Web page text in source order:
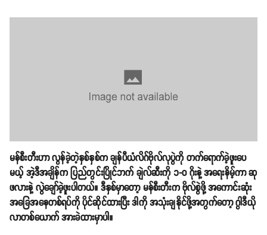
မန်စီးတီးဟာ လွန်ခဲ့တဲ့နှစ်နှစ်က ချန်ပီယံလိဂ်ဗိုလ်လုပွဲကို တက်ရောက်ခဲ့ဖူးပေ
မယ့် အဲ့ဒီအချိန်က ပြည်တွင်းပြိုင်ဘက် ချဲလ်ဆီးကို ၁-၀ ဂိုးနဲ့ အရေးနိမ့်ကာ ဆု
ဖလားနဲ့ လွဲချော်ခဲ့ဖူးပါတယ်။ ဒီနှစ်မှာ‌တော့ မန်စီးတီးက ဗိုလ်စွဲဖို့ အကောင်းဆုံး
အခြေအနေတစ်ရပ်ကို ပိုင်ဆိုင်ထားပြီး ဒါကို အသုံးချနိုင်ဖို့အတွက်တော့ ဂွါဒီယို
လာတစ်ယောက် အားခဲထားမှာပါ။